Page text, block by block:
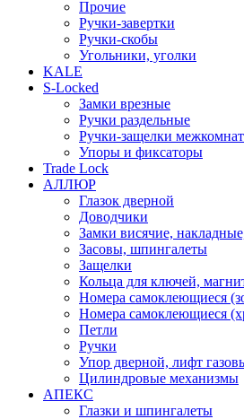
Прочие
Ручки-завертки
Ручки-скобы
Угольники, уголки
KALE
S-Locked
Замки врезные
Ручки раздельные
Ручки-защелки
Упоры и фиксаторы
Trade Lock
АЛЛЮР
Глазок дверной
Доводчики
Замки висячие,
Засовы, шпингалеты
Защелки
Кольца для ключей,
Номера самоклеющиеся
Номера самоклеющиеся
Петли
Ручки
Упор дверной, лифт
Цилиндровые механизмы
АПЕКС
Глазки и шпингалеты